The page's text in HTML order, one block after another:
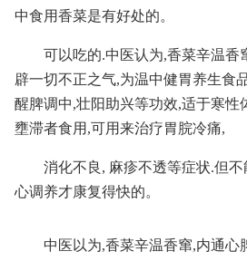
中食用香菜是有好处的。
可以吃的.中医认为,香菜辛温香
辟一切不正之气,为温中健胃养生食
醒脾调中,壮阳助兴等功效,适于寒性
壅滞者食用,可用来治疗胃脘冷痛,
消化不良, 麻疹不透等症状.但
心调养才康复得快的。
中医以为,香菜辛温香窜,内通心